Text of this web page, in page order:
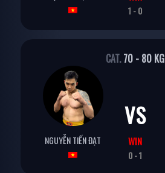
1 - 0
CAT.70 - 80 KG
NGUYỄN TIẾN ĐẠT
VS
WIN
0 - 1